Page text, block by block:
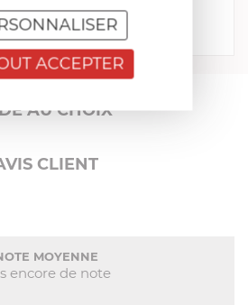
11,00 €
Comparer
AU CHOIX
CLIENT
MOYENNE
encore de note
ACCEPTER